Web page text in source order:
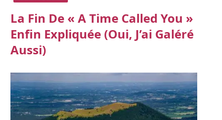
La Fin De « A Time Called You »
Enfin Expliquée (oui, J’ai Galéré
Aussi)